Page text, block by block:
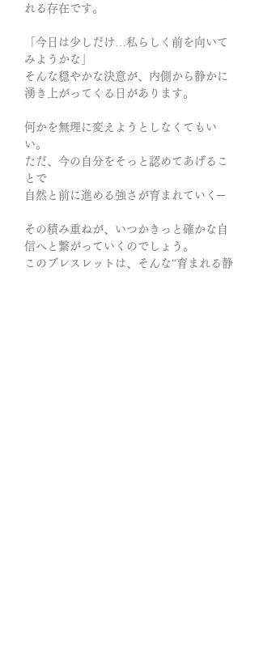
れる存在です。
「今日は少しだけ…私らしく前を向いて
みようかな」
そんな穏やかな決意が、内側から静かに
湧き上がってくる日があります。
何かを無理に変えようとしなくてもい
い。
ただ、今の自分をそっと認めてあげるこ
とで
自然と前に進める強さが育まれていく─
その積み重ねが、いつかきっと確かな自
信へと繋がっていくのでしょう。
このブレスレットは、そんな“育まれる静